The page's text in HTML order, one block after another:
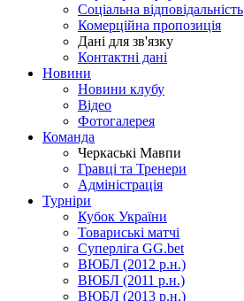
Соціальна відповідальність
Комерційна пропозиція
Дані для зв'язку
Контактні дані
Новини
Новини клубу
Відео
Фотогалерея
Команда
Черкаські Мавпи
Гравці та Тренери
Адміністрація
Турніри
Кубок України
Товариські матчі
Суперліга GG.bet
ВЮБЛ (2012 р.н.)
ВЮБЛ (2011 р.н.)
ВЮБЛ (2013 р.н.)